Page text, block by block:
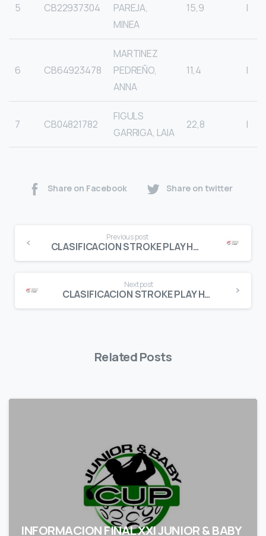
5 CB22937304
PAREJA,
MINEA
15,9 I
6 CB64923478
MARTINEZ
PEDREÑO,
ANNA
11,4 I
7 CB04821782
FIGULS
GARRIGA, LAIA
22,8 I
Share on Facebook Share on twitter
Reading
Previous post
CLASIFICACION STROKE PLAY HCP. PUNTUABLE INFANTIL MASCULINO GAUDI REUS G.C.
Next post
CLASIFICACION STROKE PLAY HCP. PUNTUABLE INFANTIL FEMENINO GAUDI REUS G.C.
Related Posts
INFORMACION FINAL XXI JUNIOR & BABY